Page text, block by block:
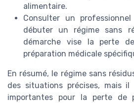
alimentaire.
Consulter un
débuter un régime sans
démarche vise la perte
préparation médicale
En résumé, le régime sans
des situations précises, mais
importantes pour la perte de